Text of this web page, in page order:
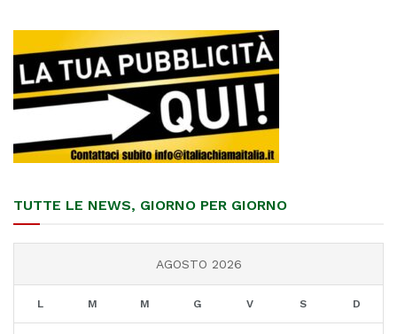
TUTTE LE NEWS, GIORNO PER GIORNO
AGOSTO 2026
L M M G V S D